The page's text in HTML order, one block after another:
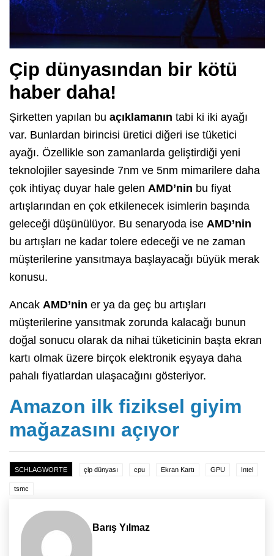
Çip dünyasından bir kötü
haber daha!
Şirketten yapılan bu açıklamanın tabi ki iki ayağı
var. Bunlardan birincisi üretici diğeri ise tüketici
ayağı. Özellikle son zamanlarda geliştirdiği yeni
teknolojiler sayesinde 7nm ve 5nm mimarilere daha
çok ihtiyaç duyar hale gelen AMD’nin bu fiyat
artışlarından en çok etkilenecek isimlerin başında
geleceği düşünülüyor. Bu senaryoda ise AMD’nin
bu artışları ne kadar tolere edeceği ve ne zaman
müşterilerine yansıtmaya başlayacağı büyük merak
konusu.
Ancak AMD’nin er ya da geç bu artışları
müşterilerine yansıtmak zorunda kalacağı bunun
doğal sonucu olarak da nihai tüketicinin başta ekran
kartı olmak üzere birçok elektronik eşyaya daha
pahalı fiyatlardan ulaşacağını gösteriyor.
Amazon ilk fiziksel giyim
mağazasını açıyor
SCHLAGWORTE çip dünyası cpu Ekran Kartı GPU Intel
tsmc
Barış Yılmaz